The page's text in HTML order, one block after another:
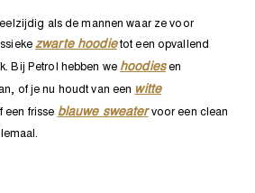
als de mannen waar ze voor
zwarte hoodietot een opvallend
Bij Petrol hebben we hoodiesen
of je nu houdt van een witte
een frisse blauwe sweatervoor een clean